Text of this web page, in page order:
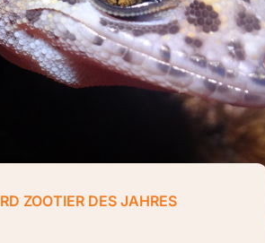
ZOOTIER DES JAHRES